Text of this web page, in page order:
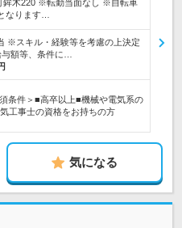
鉾木220 ※転勤当面なし ※自転車
なります…
※スキル・経験等を考慮の上決定
額等、条件に…
条件＞■高卒以上■機械や電気系の
工事士の資格をお持ちの方
気になる